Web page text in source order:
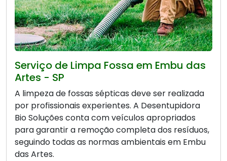
Serviço de Limpa Fossa em Embu das
Artes - SP
A limpeza de fossas sépticas deve ser realizada
por profissionais experientes. A Desentupidora
Bio Soluções conta com veículos apropriados
para garantir a remoção completa dos resíduos,
seguindo todas as normas ambientais em Embu
das Artes.